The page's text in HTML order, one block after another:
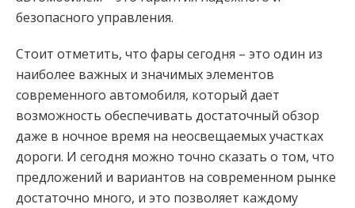
безопасного управления.
Стоит отметить, что фары сегодня – это один из
наиболее важных и значимых элементов
современного автомобиля, который дает
возможность обеспечивать достаточный обзор
даже в ночное время на неосвещаемых участках
дороги. И сегодня можно точно сказать о том, что
предложений и вариантов на современном рынке
достаточно много, и это позволяет каждому